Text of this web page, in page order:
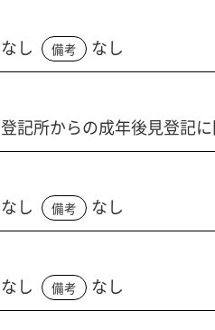
なし 備考
なし
登記所からの成年後見登記
なし 備考
なし
なし 備考
なし